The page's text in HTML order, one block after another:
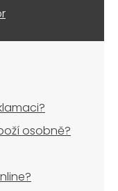
osobně?